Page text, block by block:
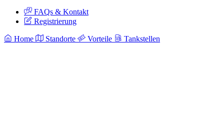
FAQs & Kontakt
Registrierung
Home Standorte Vorteile Tankstellen